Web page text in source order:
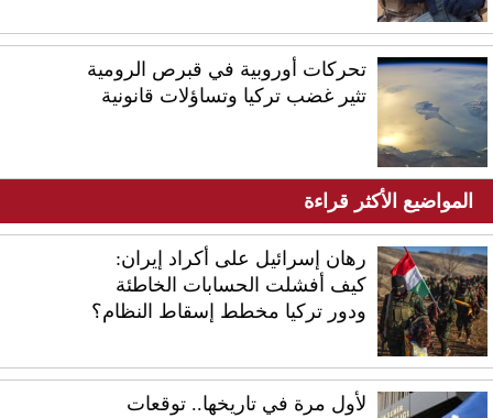
تحركات أوروبية في قبرص الرومية
تثير غضب تركيا وتساؤلات قانونية
المواضيع الأكثر قراءة
رهان إسرائيل على أكراد إيران:
كيف أفشلت الحسابات الخاطئة
ودور تركيا مخطط إسقاط النظام؟
لأول مرة في تاريخها.. توقعات